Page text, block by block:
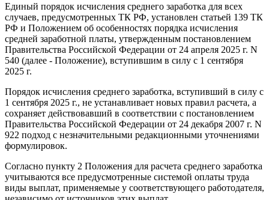
Единый порядок исчисления среднего заработка для всех
случаев, предусмотренных ТК РФ, установлен статьей 139 ТК
РФ и Положением об особенностях порядка исчисления
средней заработной платы, утвержденным постановлением
Правительства Российской Федерации от 24 апреля 2025 г. N
540 (далее - Положение), вступившим в силу с 1 сентября
2025 г.
Порядок исчисления среднего заработка, вступивший в силу с
1 сентября 2025 г., не устанавливает новых правил расчета, а
сохраняет действовавший в соответствии с постановлением
Правительства Российской Федерации от 24 декабря 2007 г. N
922 подход с незначительными редакционными уточнениями
формулировок.
Согласно пункту 2 Положения для расчета среднего заработка
учитываются все предусмотренные системой оплаты труда
виды выплат, применяемые у соответствующего работодателя,